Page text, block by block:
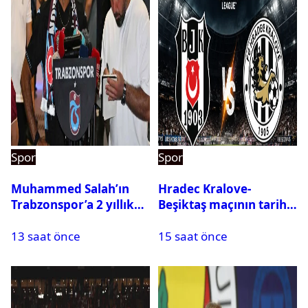
Spor
Muhammed Salah’ın
Trabzonspor’a 2 yıllık
13 saat önce
Spor
Hradec Kralove-
Beşiktaş maçının tarihi
15 saat önce